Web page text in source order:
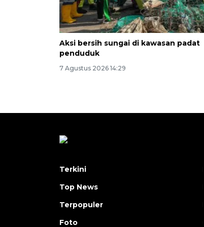
Aksi bersih sungai di kawasan padat
penduduk
7 Agustus 2026 14:29
Terkini
Top News
Terpopuler
Foto